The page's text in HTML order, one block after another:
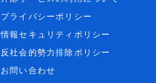
プライバシーポリシー
情報セキュリティポリシー
反社会的勢力排除ポリシー
お問い合わせ